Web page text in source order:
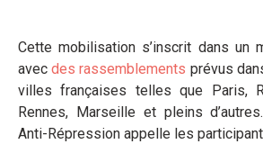
Cette mobilisation s’inscrit dans un
avecdes rassemblements prévus
villes françaises telles que Paris,
Rennes, Marseille et pleins
Anti-Répression appelle les